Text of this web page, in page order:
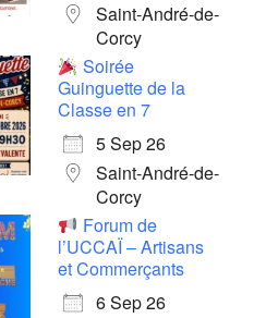
Saint-André-de-
Corcy
Soirée
Guinguette de la
Classe en 7
5 Sep 26
Saint-André-de-
Corcy
Forum de
l’UCCAÏ – Artisans
et Commerçants
6 Sep 26